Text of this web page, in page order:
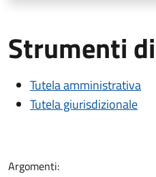
Strumenti
Tutela amministrativa
Tutela giurisdizionale
Argomenti: